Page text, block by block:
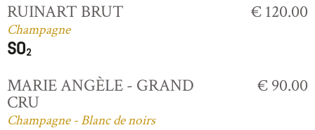
RUINART BRUT
Champagne
€ 120.00
MARIE ANGÈLE - GRAND
CRU
Champagne - Blanc de noirs
€ 90.00